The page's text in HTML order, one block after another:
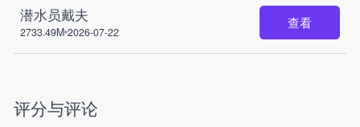
潜水员戴夫
2733.49M 2026-07-22
查看
评分与评论